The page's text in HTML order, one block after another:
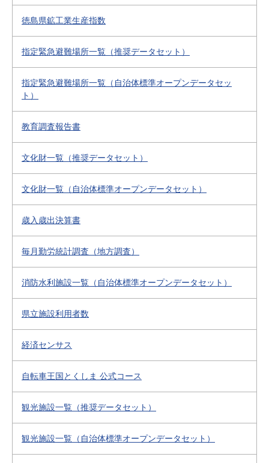
徳島県鉱工業生産指数
指定緊急避難場所一覧（推奨データセット）
指定緊急避難場所一覧（自治体標準オープンデータセッ
ト）
教育調査報告書
文化財一覧（推奨データセット）
文化財一覧（自治体標準オープンデータセット）
歳入歳出決算書
毎月勤労統計調査（地方調査）
消防水利施設一覧（自治体標準オープンデータセット）
県立施設利用者数
経済センサス
自転車王国とくしま 公式コース
観光施設一覧（推奨データセット）
観光施設一覧（自治体標準オープンデータセット）